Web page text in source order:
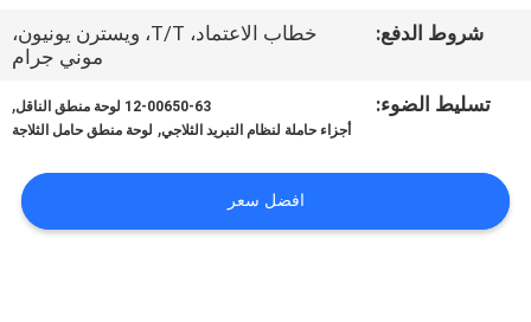
اتصل
أخبار
القضايا
شروط الدفع:
خطاب الاعتماد، T/T، ويسترن يونيون،
موني جرام
تسليط الضوء:
12-00650-63 لوحة منطق الناقل ,
أجزاء حاملة لنظام التبريد الثلاجي, لوحة منطق حامل الثلاجة
افضل سعر